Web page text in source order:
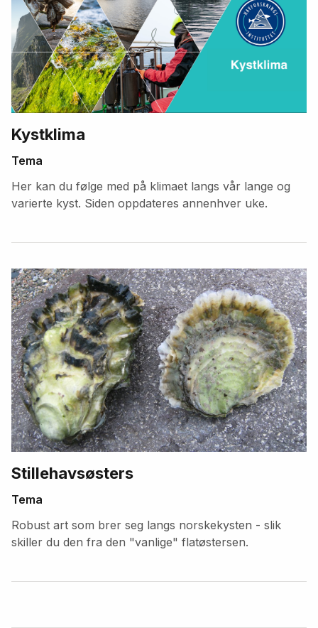
Kystklima
Tema
Her kan du følge med på klimaet langs vår lange og
varierte kyst. Siden oppdateres annenhver uke.
Stillehavsøsters
Tema
Robust art som brer seg langs norskekysten - slik
skiller du den fra den "vanlige" flatøstersen.